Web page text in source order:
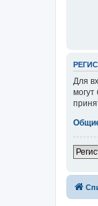
Для
могут